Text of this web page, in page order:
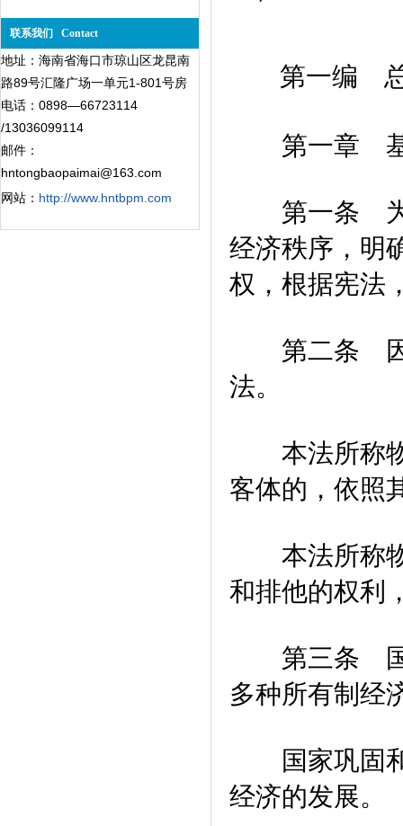
联系我们 Contact
地址：海南省海口市琼山区龙昆南
路89号汇隆广场一单元1-801号房
电话：0898—66723114
/13036099114
邮件：
hntongbaopaimai@163.com
网站： http://www.hntbpm.com
第一编
第一章 基
第一条 为了
经济秩序，明
权，根据宪法
第二条 因
法。
本法所称物
客体的，依照
本法所称物
和排他的权利
第三条 国家
多种所有制经
国家巩固和
经济的发展。